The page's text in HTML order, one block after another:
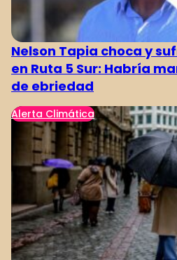
Nelson Tapia choca y
en Ruta 5 Sur: Habría
de ebriedad
Alerta Climática